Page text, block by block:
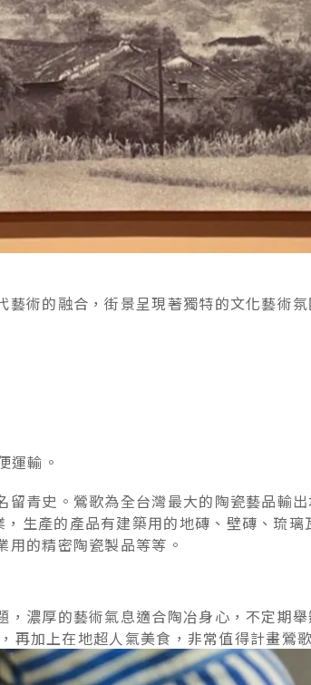
術的融合，街景呈現著獨特的文化藝術
運輸。
青史。鶯歌為全台灣最大的陶瓷藝品輸
，生產的產品有建築用的地磚、壁磚、琉
的精密陶瓷製品等等。
濃厚的藝術氣息適合陶冶身心，不定期
再加上在地超人氣美食，非常值得計畫鶯